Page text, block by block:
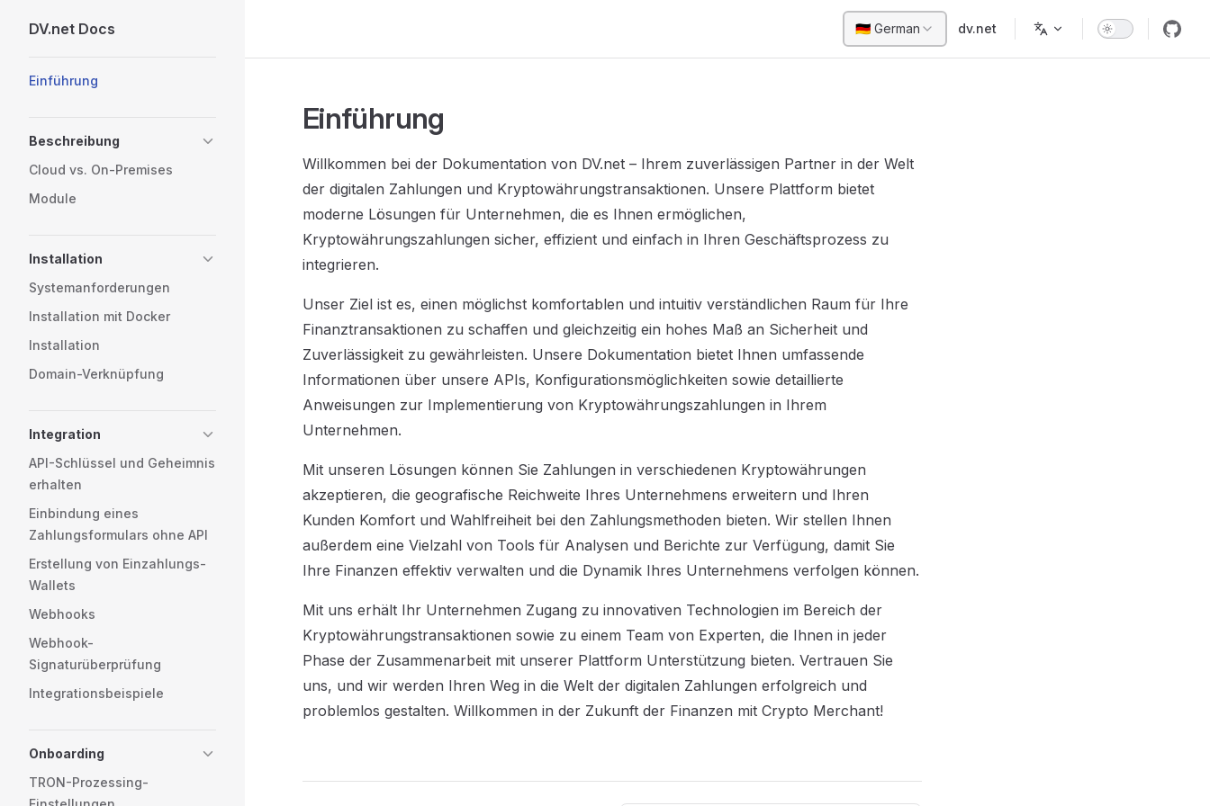
Skip to content
DV.net Docs
Main Navigation
🇩🇪 German dv.net
Einführung
Beschreibung
Cloud vs. On-Premises
Module
Installation
Systemanforderungen
Installation mit Docker
Installation
Domain-Verknüpfung
Integration
API-Schlüssel und Geheimnis
erhalten
Einbindung eines
Zahlungsformulars ohne API
Erstellung von Einzahlungs-
Wallets
Webhooks
Webhook-
Signaturüberprüfung
Integrationsbeispiele
Onboarding
TRON-Prozessing-
Einführung
Willkommen bei der Dokumentation von DV.net – Ihrem zuverlässigen Partner in der Welt
der digitalen Zahlungen und Kryptowährungstransaktionen. Unsere Plattform bietet
moderne Lösungen für Unternehmen, die es Ihnen ermöglichen,
Kryptowährungszahlungen sicher, effizient und einfach in Ihren Geschäftsprozess zu
integrieren.
Unser Ziel ist es, einen möglichst komfortablen und intuitiv verständlichen Raum für Ihre
Finanztransaktionen zu schaffen und gleichzeitig ein hohes Maß an Sicherheit und
Zuverlässigkeit zu gewährleisten. Unsere Dokumentation bietet Ihnen umfassende
Informationen über unsere APIs, Konfigurationsmöglichkeiten sowie detaillierte
Anweisungen zur Implementierung von Kryptowährungszahlungen in Ihrem
Unternehmen.
Mit unseren Lösungen können Sie Zahlungen in verschiedenen Kryptowährungen
akzeptieren, die geografische Reichweite Ihres Unternehmens erweitern und Ihren
Kunden Komfort und Wahlfreiheit bei den Zahlungsmethoden bieten. Wir stellen Ihnen
außerdem eine Vielzahl von Tools für Analysen und Berichte zur Verfügung, damit Sie
Ihre Finanzen effektiv verwalten und die Dynamik Ihres Unternehmens verfolgen können.
Mit uns erhält Ihr Unternehmen Zugang zu innovativen Technologien im Bereich der
Kryptowährungstransaktionen sowie zu einem Team von Experten, die Ihnen in jeder
Phase der Zusammenarbeit mit unserer Plattform Unterstützung bieten. Vertrauen Sie
uns, und wir werden Ihren Weg in die Welt der digitalen Zahlungen erfolgreich und
problemlos gestalten. Willkommen in der Zukunft der Finanzen mit Crypto Merchant!